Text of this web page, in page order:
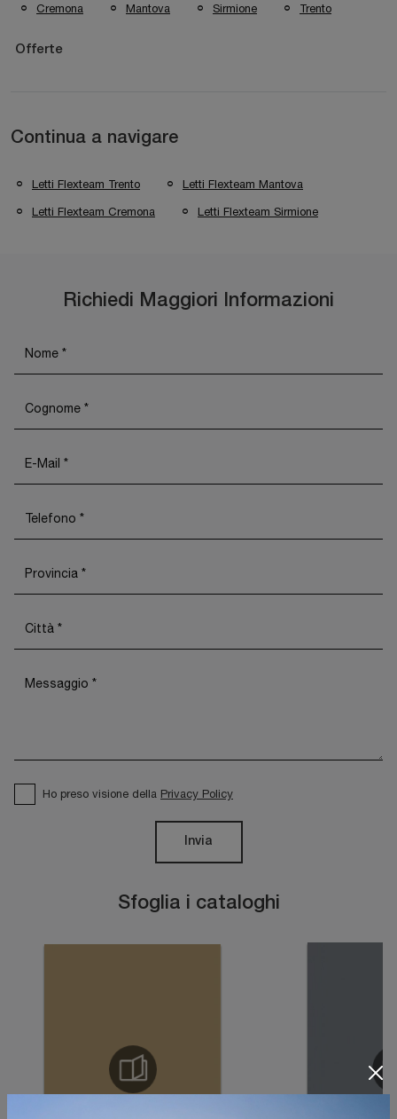
Cremona Mantova Sirmione Trento
Offerte
Continua a navigare
Letti Flexteam Trento Letti Flexteam Mantova
Letti Flexteam Cremona Letti Flexteam Sirmione
Sfoglia i cataloghi
Richiedi Maggiori Informazioni
Ho preso visione della Privacy Policy
Invia